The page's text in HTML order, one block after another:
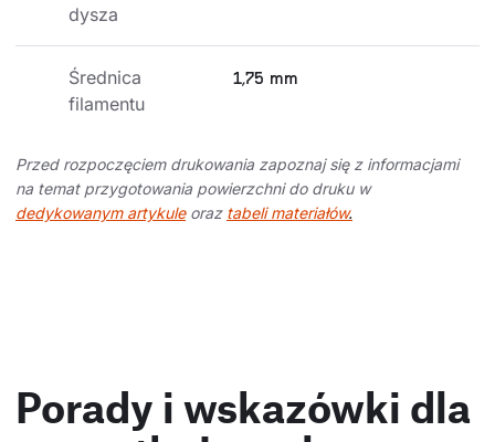
dysza
Średnica
filamentu
1,75 mm
Przed rozpoczęciem drukowania zapoznaj się z informacjami
na temat przygotowania powierzchni do druku w
dedykowanym artykuleoraz tabeli materiałów.
Porady i wskazówki dla